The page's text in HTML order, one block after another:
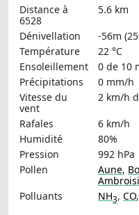
Distance à
6528
5.6 km
Dénivellation
-56m
Température
22 °C
Ensoleillement
0 de 10
Précipitations
0 mm/h
Vitesse du
vent
2 km/h
Rafales
6 km/h
Humidité
80%
Pression
992 hPa
Pollen
Aune,
Polluants
NH3, CO,